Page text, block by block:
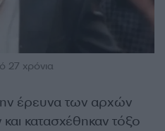
27 χρόνια
έρευνα των αρχών
κατασχέθηκαν τόξο